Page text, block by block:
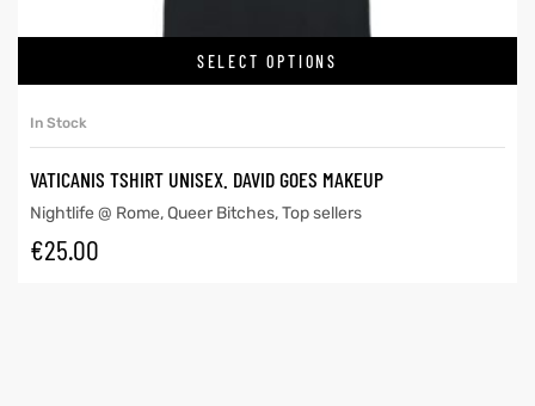
SELECT OPTIONS
In Stock
VATICANIS TSHIRT UNISEX. DAVID GOES MAKEUP
Nightlife @ Rome,Queer Bitches,Top sellers
€25.00